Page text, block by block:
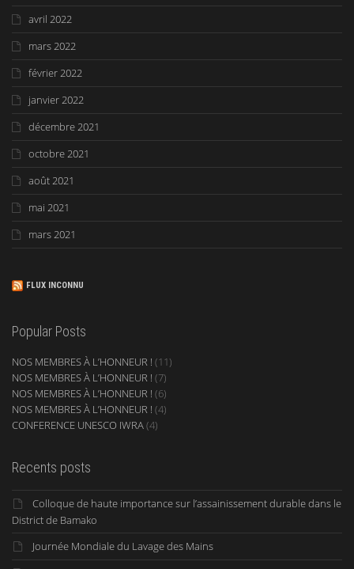
avril 2022
mars 2022
février 2022
janvier 2022
décembre 2021
octobre 2021
août 2021
mai 2021
mars 2021
FLUX INCONNU
Popular Posts
NOS MEMBRES À L’HONNEUR ! (11)
NOS MEMBRES À L’HONNEUR ! (7)
NOS MEMBRES À L’HONNEUR ! (6)
NOS MEMBRES À L’HONNEUR ! (4)
CONFERENCE UNESCO IWRA(4)
Recents posts
Colloque de haute importance sur l’assainissement durable dans le
District de Bamako
Journée Mondiale du Lavage des Mains